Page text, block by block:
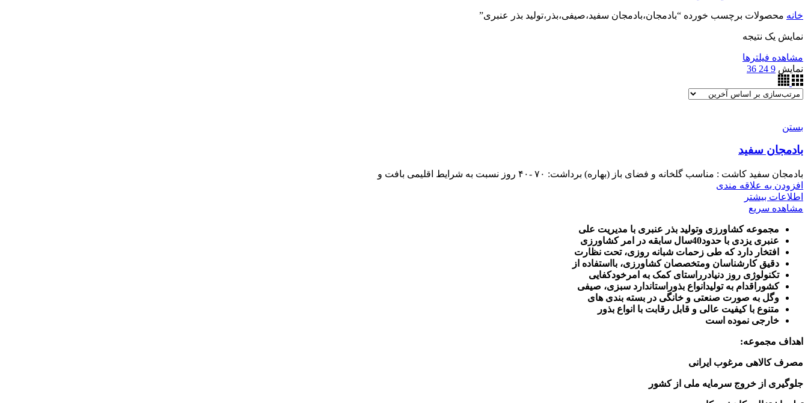
خانه محصولات برچسب خورده “بادمجان،بادمجان سفید،صیفی،بذر،تولید بذر عنبری”
نمایش یک نتیجه
مشاهده فیلترها
نمایش 9
24
36
بستن
بادمجان سفید
بادمجان سفید کاشت : مناسب گلخانه و فضای باز (بهاره) برداشت: ۷۰ -۴۰ روز نسبت به شرایط اقلیمی بافت و
افزودن به علاقه مندی
اطلاعات بیشتر
مشاهده سریع
مجموعه کشاورزی وتولید بذر عنبری با مدیریت علی
عنبری یزدی با حدود40سال سابقه در امر کشاورزی
افتخار دارد که طی زحمات شبانه روزی، تحت نظارت
دقیق کارشناسان ومتخصصان کشاورزی، بااستفاده از
تکنولوژی روز دنیادرراستای کمک به امرخودکفایی
کشوراقدام به تولیدانواع بذوراستاندارد سبزی، صیفی
وگل به صورت صنعتی و خانگی در بسته بندی های
متنوع با کیفیت عالی و قابل رقابت با انواع بذور
خارجی نموده است
اهداف مجموعه:
مصرف کالاهی مرغوب ایرانی
جلوگیری از خروج سرمایه ملی از کشور